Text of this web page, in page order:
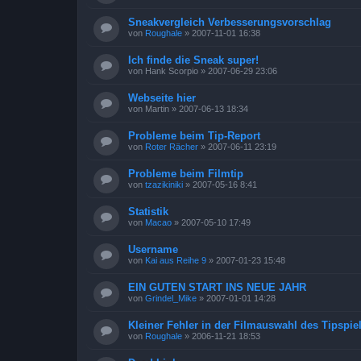
Sneakvergleich Verbesserungsvorschlag
von Roughale » 2007-11-01 16:38
Ich finde die Sneak super!
von Hank Scorpio » 2007-06-29 23:06
Webseite hier
von Martin » 2007-06-13 18:34
Probleme beim Tip-Report
von Roter Rächer » 2007-06-11 23:19
Probleme beim Filmtip
von tzazikiniki » 2007-05-16 8:41
Statistik
von Macao » 2007-05-10 17:49
Username
von Kai aus Reihe 9 » 2007-01-23 15:48
EIN GUTEN START INS NEUE JAHR
von Grindel_Mike » 2007-01-01 14:28
Kleiner Fehler in der Filmauswahl des
von Roughale » 2006-11-21 18:53